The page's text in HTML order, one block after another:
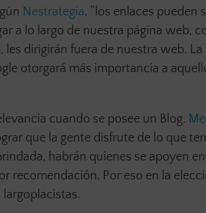
Nestrategia, “los enlaces
a lo largo de nuestra página web,
les dirigirán fuera de nuestra web.
otorgará más importancia a
cuando se posee un Blog.
que la gente disfrute de lo que
habrán quienes se apoyen
recomendación. Por eso en la